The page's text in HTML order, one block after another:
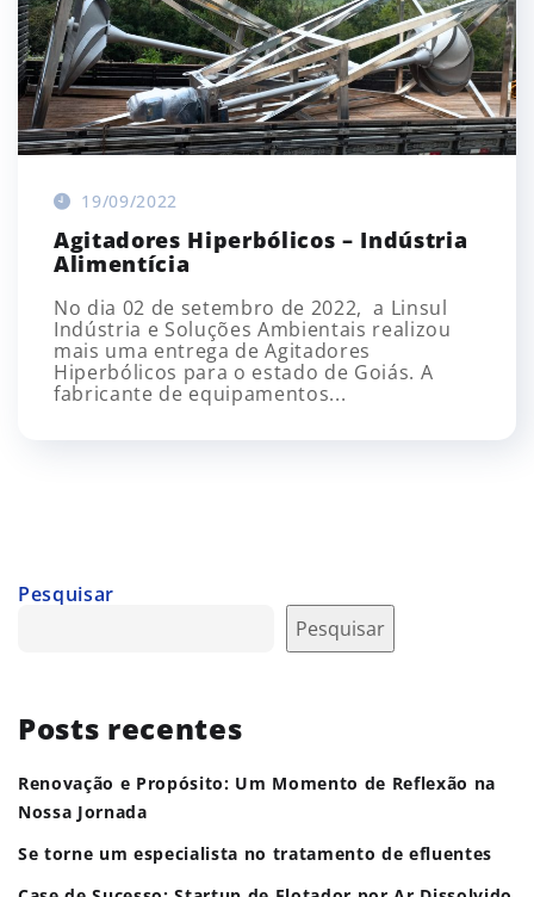
19/09/2022
Agitadores Hiperbólicos – Indústria
Alimentícia
No dia 02 de setembro de 2022, a Linsul
Indústria e Soluções Ambientais realizou
mais uma entrega de Agitadores
Hiperbólicos para o estado de Goiás. A
fabricante de equipamentos...
Pesquisar
Pesquisar
Posts recentes
Renovação e Propósito: Um Momento de Reflexão na
Nossa Jornada
Se torne um especialista no tratamento de efluentes